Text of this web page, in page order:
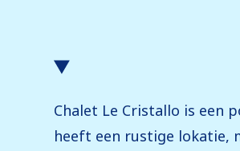
Chalet Le Cristallo is een
heeft een rustige lokatie,